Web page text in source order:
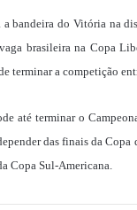
bandeira do Vitória na
brasileira na Copa
terminar a competição
até terminar o
das finais da
Copa Sul-Americana.